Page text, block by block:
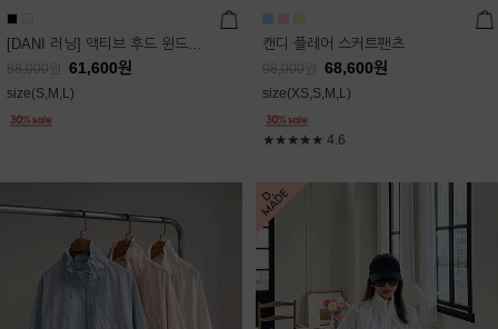
[DANI 러닝] 액티브 후드 윈드점퍼
88,000 61,600원
size(S,M,L)
캔디 플레어 스커트팬츠
98,000 68,600원
size(XS,S,M,L)
★★★★★ 4.6